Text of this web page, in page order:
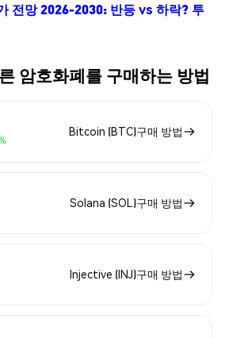
전망 2026-2030: 반등 vs 하락? 투
암호화폐를 구매하는 방법
Bitcoin (BTC)구매 방법
Solana (SOL)구매 방법
Injective (INJ)구매 방법